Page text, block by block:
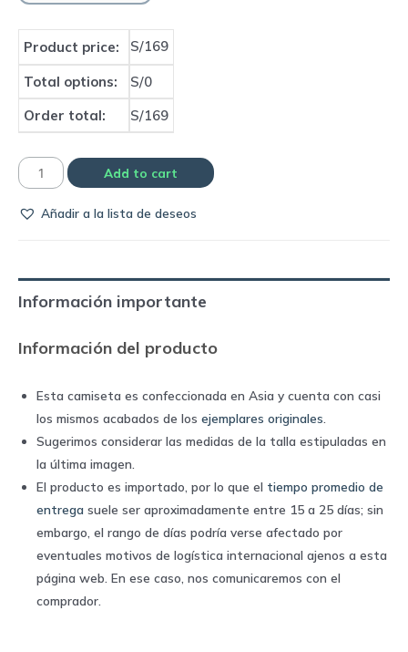
Product price: S/169
Total options:
S/0
Order total:
S/169
Camiseta
de
home
|
quantity
Add to cart
Añadir a la lista de deseos
Información importante
Información del producto
Esta camiseta es confeccionada en Asia y cuenta con casi
los mismos acabados de los ejemplares originales
Sugerimos considerar las medidas de la talla estipuladas en
la última imagen.
El producto es importado, por lo que el tiempo promedio de
entrega suele ser aproximadamente entre 15 a 25 días; sin
embargo, el rango de días podría verse afectado por
eventuales motivos de logística internacional ajenos a esta
página web. En ese caso, nos comunicaremos con el
comprador.